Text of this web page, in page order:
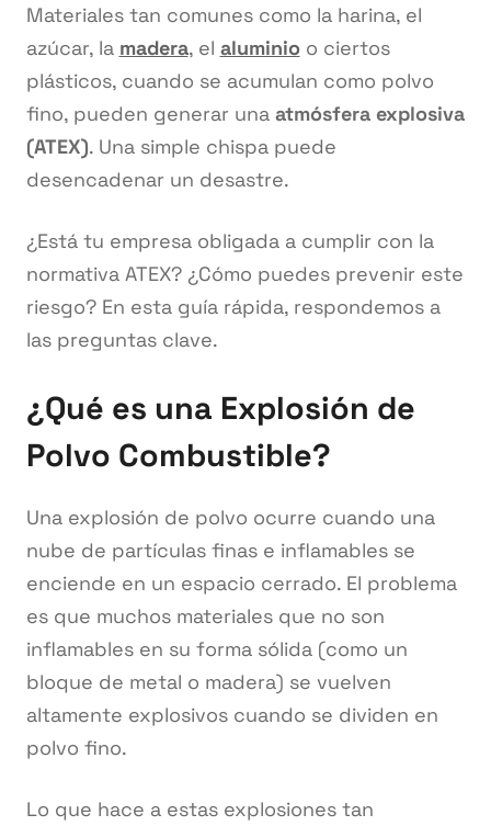
Materiales tan comunes como la harina, el
azúcar, la madera, el aluminioo ciertos
plásticos, cuando se acumulan como polvo
fino, pueden generar una atmósfera explosiva
(ATEX). Una simple chispa puede
desencadenar un desastre.
¿Está tu empresa obligada a cumplir con la
normativa ATEX? ¿Cómo puedes prevenir este
riesgo? En esta guía rápida, respondemos a
las preguntas clave.
¿Qué es una Explosión de
Polvo Combustible?
Una explosión de polvo ocurre cuando una
nube de partículas finas e inflamables se
enciende en un espacio cerrado. El problema
es que muchos materiales que no son
inflamables en su forma sólida (como un
bloque de metal o madera) se vuelven
altamente explosivos cuando se dividen en
polvo fino.
Lo que hace a estas explosiones tan